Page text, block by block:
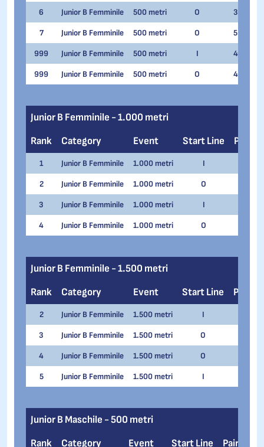
6 Junior B Femminile 500 metri O 3
7 Junior B Femminile 500 metri O 5
999 Junior B Femminile 500 metri I 4
999 Junior B Femminile 500 metri O 4
Junior B Femminile - 1.000 metri
Rank
Category Event Start Line Pair
1 Junior B Femminile 1.000 metri I
2 Junior B Femminile 1.000 metri O
3 Junior B Femminile 1.000 metri I
4 Junior B Femminile 1.000 metri O
Junior B Femminile - 1.500 metri
Rank
Category Event Start Line Pair
2 Junior B Femminile 1.500 metri I
3 Junior B Femminile 1.500 metri O
4 Junior B Femminile 1.500 metri O
5 Junior B Femminile 1.500 metri I
Junior B Maschile - 500 metri
Rank
Category Event Start Line Pair